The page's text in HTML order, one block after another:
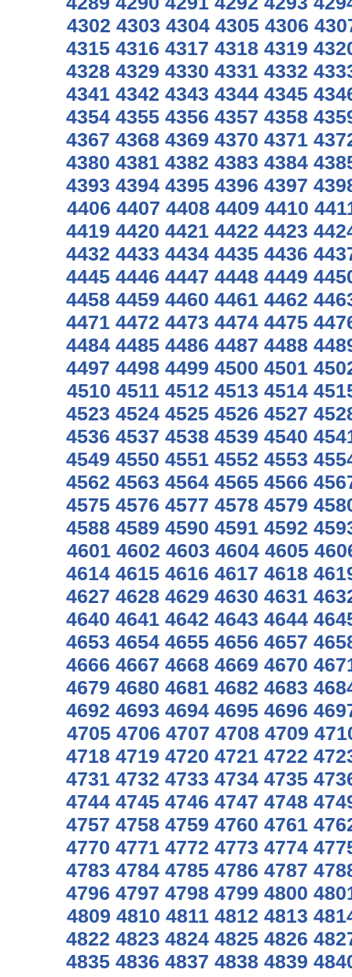
4302 4303 4304 4305 4306
4315 4316 4317 4318 4319
4328 4329 4330 4331 4332
4341 4342 4343 4344 4345
4354 4355 4356 4357 4358
4367 4368 4369 4370 4371
4380 4381 4382 4383 4384
4393 4394 4395 4396 4397
4406 4407 4408 4409 4410
4419 4420 4421 4422 4423
4432 4433 4434 4435 4436
4445 4446 4447 4448 4449
4458 4459 4460 4461 4462
4471 4472 4473 4474 4475
4484 4485 4486 4487 4488
4497 4498 4499 4500 4501
4510 4511 4512 4513 4514
4523 4524 4525 4526 4527
4536 4537 4538 4539 4540
4549 4550 4551 4552 4553
4562 4563 4564 4565 4566
4575 4576 4577 4578 4579
4588 4589 4590 4591 4592
4601 4602 4603 4604 4605
4614 4615 4616 4617 4618
4627 4628 4629 4630 4631
4640 4641 4642 4643 4644
4653 4654 4655 4656 4657
4666 4667 4668 4669 4670
4679 4680 4681 4682 4683
4692 4693 4694 4695 4696
4705 4706 4707 4708 4709
4718 4719 4720 4721 4722
4731 4732 4733 4734 4735
4744 4745 4746 4747 4748
4757 4758 4759 4760 4761
4770 4771 4772 4773 4774
4783 4784 4785 4786 4787
4796 4797 4798 4799 4800
4809 4810 4811 4812 4813
4822 4823 4824 4825 4826
4835 4836 4837 4838 4839